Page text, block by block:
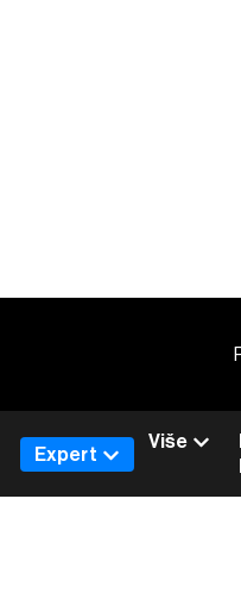
Expert
Više